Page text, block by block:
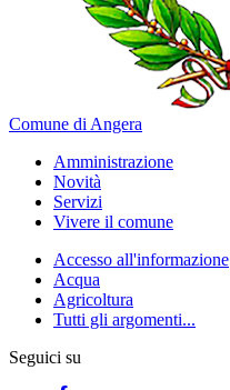
Comune di Angera
Amministrazione
Novità
Servizi
Vivere il comune
Accesso all'informazione
Acqua
Agricoltura
Tutti gli argomenti...
Seguici su